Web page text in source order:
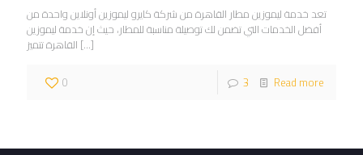
تعد خدمة ليموزين مطار القاهرة من شركة كايرو ليموزين أونلاين واحدة من
أفضل الخدمات التي تضمن لك توصيلة مناسبة للمطار، حيث إن خدمة ليموزين
القاهرة تتميز […]
0
3 Read more